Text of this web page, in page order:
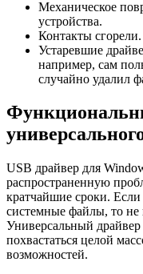
Механическое
устройства.
Контакты сгорели.
Устаревшие
например, сам
случайно удалил
USB драйвер для
распространенную
кратчайшие сроки.
системные файлы, то не
Универсальный
похвастаться целой
возможностей.